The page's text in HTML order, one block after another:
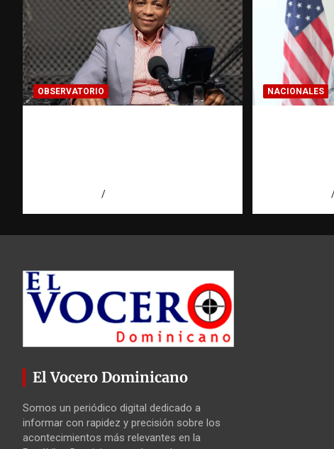
OBSERVATORIO NACIONALES
El Vocero Dominicano
Somos un periódico digital dedicado a
informar con rapidez y precisión sobre los
acontecimientos más relevantes en la